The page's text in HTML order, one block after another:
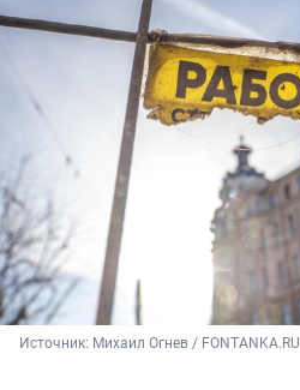
Источник: Михаил Огнев / FONTANKA.RU